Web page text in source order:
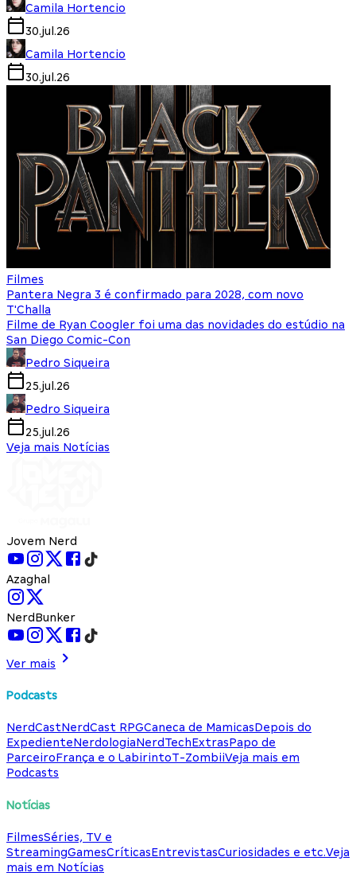
Camila Hortencio
30.jul.26
Camila Hortencio
30.jul.26
Filmes
Pantera Negra 3 é confirmado para 2028, com novo
T'Challa
Filme de Ryan Coogler foi uma das novidades do estúdio na
San Diego Comic-Con
Pedro Siqueira
25.jul.26
Pedro Siqueira
25.jul.26
Veja mais Notícias
Jovem Nerd
Azaghal
NerdBunker
Ver mais
Podcasts
NerdCastNerdCast RPGCaneca de MamicasDepois do
ExpedienteNerdologiaNerdTechExtrasPapo de
ParceiroFrança e o LabirintoT-ZombiiVeja mais em
Podcasts
Notícias
FilmesSéries, TV e
StreamingGamesCríticasEntrevistasCuriosidades e etc.Veja
mais em Notícias